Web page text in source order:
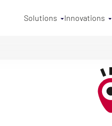
Solutions Innovations